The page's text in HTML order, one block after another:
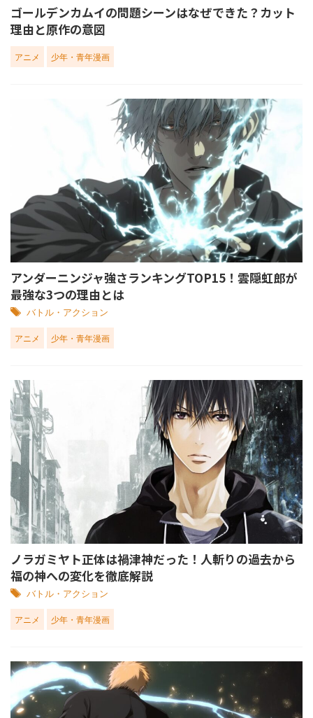
ゴールデンカムイの問題シーンはなぜできた？カット
理由と原作の意図
アニメ 少年・青年漫画
アンダーニンジャ強さランキングTOP15！雲隠虹郎が
最強な3つの理由とは
バトル・アクション
アニメ 少年・青年漫画
ノラガミヤト正体は禍津神だった！人斬りの過去から
福の神への変化を徹底解説
バトル・アクション
アニメ 少年・青年漫画